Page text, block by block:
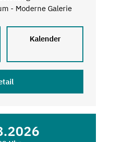
- Moderne Galerie
Kalender